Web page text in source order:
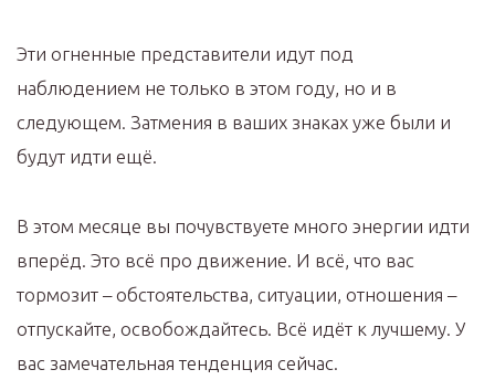
Эти огненные представители идут под
наблюдением не только в этом году, но и в
следующем. Затмения в ваших знаках уже были и
будут идти ещё.
В этом месяце вы почувствуете много энергии идти
вперёд. Это всё про движение. И всё, что вас
тормозит – обстоятельства, ситуации, отношения –
отпускайте, освобождайтесь. Всё идёт к лучшему. У
вас замечательная тенденция сейчас.